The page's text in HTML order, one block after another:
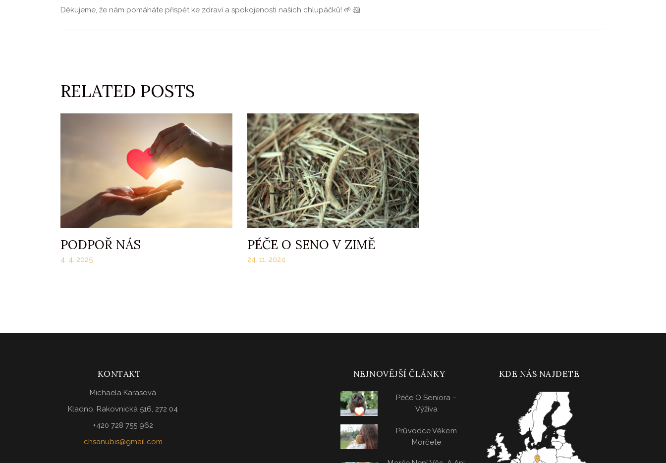
Děkujeme, že nám pomáháte přispět ke zdraví a spokojenosti našich chlupáčků! 🌱 🐹
RELATED POSTS
PODPOŘ NÁS
4. 4. 2025
PÉČE O SENO V ZIMĚ
24. 11. 2024
KONTAKT
Michaela Karasová
Kladno, Rakovnická 516, 272 04
+420 728 755 962
chsanubis@gmail.com
NEJNOVĚJŠÍ ČLÁNKY
Péče O Seniora –
Výživa
Průvodce Věkem
Morčete
KDE NÁS NAJDETE